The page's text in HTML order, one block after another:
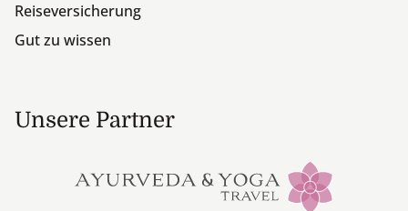
Reiseversicherung
Gut zu wissen
Unsere Partner